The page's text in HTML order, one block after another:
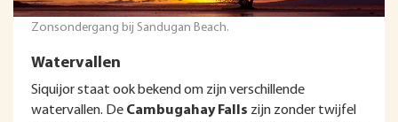
Zonsondergang bij Sandugan Beach.
Watervallen
Siquijor staat ook bekend om zijn verschillende
watervallen. De Cambugahay Falls zijn zonder twijfel